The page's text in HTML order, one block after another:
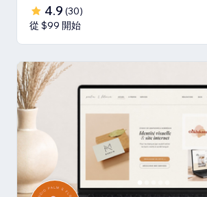
4.9 (30)
從 $99 開始